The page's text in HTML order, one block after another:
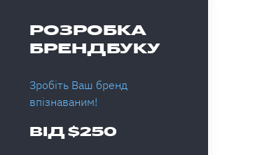
РОЗРОБКА
БРЕНДБУКУ
Зробіть Ваш бренд
впізнаваним!
ВІД $250